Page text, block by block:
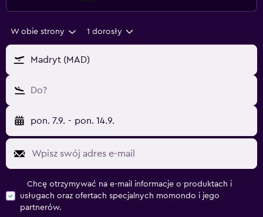
W obie strony 1 dorosły
Madryt (MAD)
Do?
pon. 7.9. - pon. 14.9.
Chcę otrzymywać na e-mail informacje o produktach i
usługach oraz ofertach specjalnych momondo i jego
partnerów.